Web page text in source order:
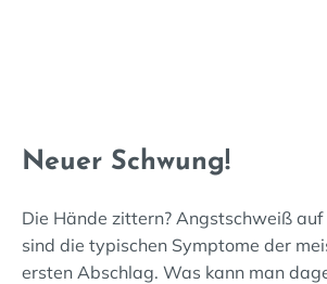
Neuer Schwung!
Die Hände zittern? Angstschweiß auf
sind die typischen Symptome der
ersten Abschlag. Was kann man